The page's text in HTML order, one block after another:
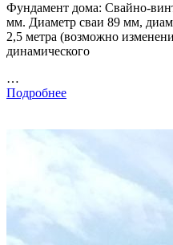
Фундамент дома: Свайно-
мм. Диаметр сваи 89 мм,
2,5 метра (возможно
динамического
…
Подробнее